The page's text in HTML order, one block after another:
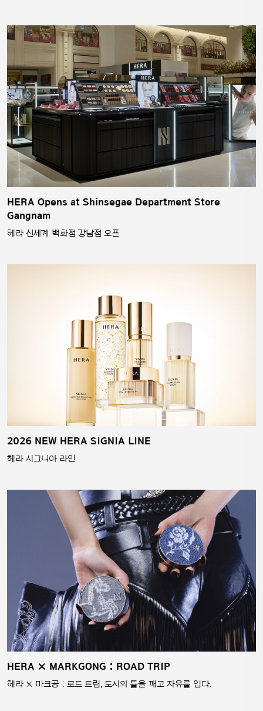
HERA Opens at Shinsegae Department Store
Gangnam
헤라 신세계 백화점 강남점 오픈
2026 NEW HERA SIGNIA LINE
헤라 시그니아 라인
HERA × MARKGONG : ROAD TRIP
헤라 × 마크공 : 로드 트립, 도시의 틀을 깨고 자유를 입다.